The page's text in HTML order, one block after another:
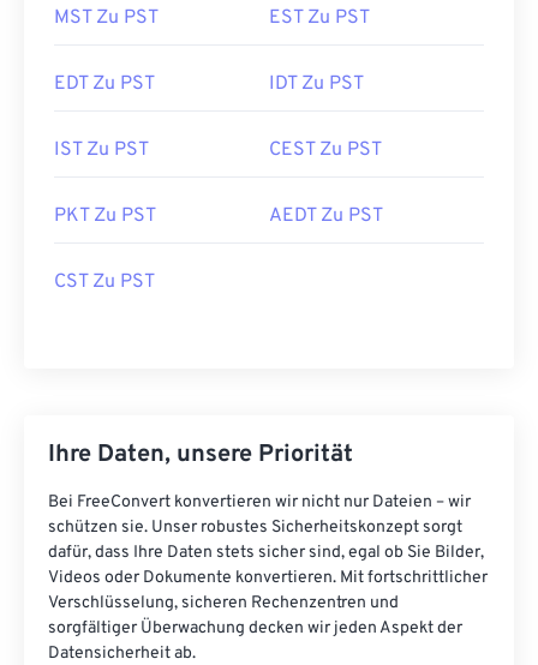
MST Zu PST EST Zu PST
EDT Zu PST IDT Zu PST
IST Zu PST CEST Zu PST
PKT Zu PST AEDT Zu PST
CST Zu PST
Ihre Daten, unsere Priorität
Bei FreeConvert konvertieren wir nicht nur Dateien – wir
schützen sie. Unser robustes Sicherheitskonzept sorgt
dafür, dass Ihre Daten stets sicher sind, egal ob Sie Bilder,
Videos oder Dokumente konvertieren. Mit fortschrittlicher
Verschlüsselung, sicheren Rechenzentren und
sorgfältiger Überwachung decken wir jeden Aspekt der
Datensicherheit ab.